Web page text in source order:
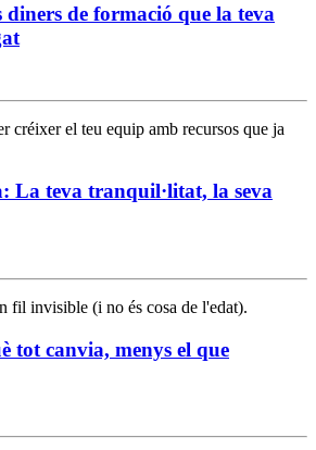
de formació que la teva
créixer el teu equip amb recursos que ja
La teva tranquil·litat, la seva
fil invisible (i no és cosa de l'edat).
tot canvia, menys el que